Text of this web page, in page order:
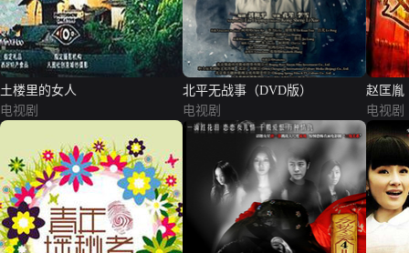
土楼里的女人
电视剧
北平无战事（DVD版）
电视剧
赵匡胤
电视剧